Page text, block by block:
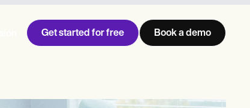
Get started for free Book a demo